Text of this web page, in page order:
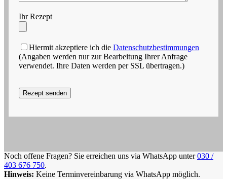
Ihr Rezept
Hiermit akzeptiere ich die Datenschutzbestimmungen
(Angaben werden nur zur Bearbeitung Ihrer Anfrage
verwendet. Ihre Daten werden per SSL übertragen.)
Noch offene Fragen? Sie erreichen uns via WhatsApp unter030 /
403 676 750.
Hinweis: Keine Terminvereinbarung via WhatsApp möglich.